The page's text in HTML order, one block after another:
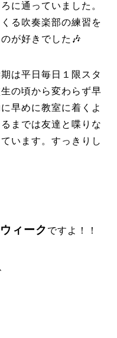
に通っていました。
る吹奏楽部の練習を
が好きでした🎶
は平日毎日１限スタ
の頃から変わらず早
早めに教室に着くよ
までは友達と喋りな
います。すっきりし
ィーク ですよ！！